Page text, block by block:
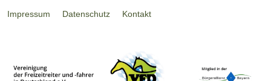
Impressum Datenschutz Kontakt